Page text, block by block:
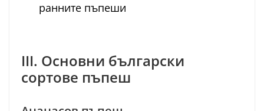
ранните пъпеши
III. Основни български
сортове пъпеш